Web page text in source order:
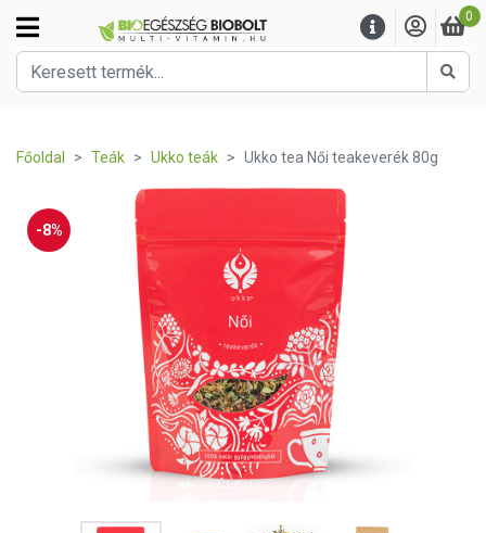
0
Főoldal Teák Ukko teák Ukko tea Női teakeverék 80g
-8%